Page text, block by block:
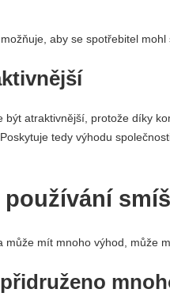
aby se spotřebitel
být atraktivnější, protože díky
tedy výhodu
používání
může mít mnoho výhod, může